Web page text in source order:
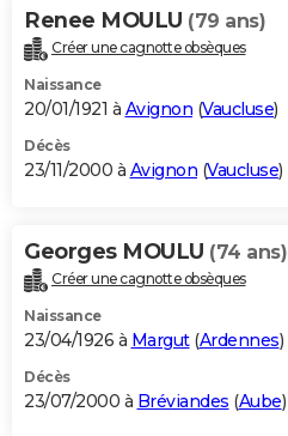
Renee MOULU (79 ans)
Créer une cagnotte obsèques
Naissance
20/01/1921 à Avignon (Vaucluse)
Décès
23/11/2000 à Avignon (Vaucluse)
Georges MOULU (74 ans)
Créer une cagnotte obsèques
Naissance
23/04/1926 à Margut(Ardennes)
Décès
23/07/2000 à Bréviandes (Aube)